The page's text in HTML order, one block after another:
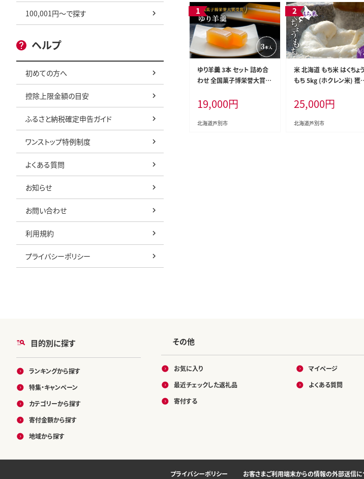
100,001円～で探す
ヘルプ
初めての方へ
控除上限金額の目安
ふるさと納税確定申告ガイド
ワンストップ特例制度
よくある質問
お知らせ
お問い合わせ
利用規約
プライバシーポリシー
ゆり羊羹 3本 セット 詰め合
わせ 全国菓子博栄誉大賞受
和菓子 スイーツ デザート お
菓子 菓子 特産品 ゆり根 百
合根 ユリ根 北海道 芦別市
19,000円
北海道芦別市
米 北海道 もち米 はくちょう
もち 5kg (ホクレン米) 獲
米 ブランド米 5キロ お米 ご
飯 米 北海道米 送料無料 北
海道 芦別市
25,000円
北海道芦別市
目的別に探す
ランキングから探す
特集・キャンペーン
カテゴリーから探す
寄付金額から探す
地域から探す
その他
お気に入り
最近チェックした返礼品
寄付する
マイページ
よくある質問
プライバシーポリシー お客さまご利用端末からの情報の外部送信に